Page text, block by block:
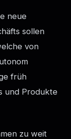
neue
sollen
von
früh
und Produkte
zu weit